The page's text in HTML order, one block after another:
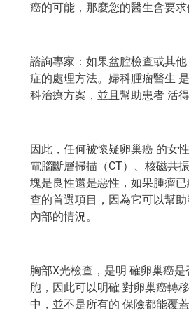
癌的可能，那麼您的醫生會要求
諮詢專家：如果盆腔檢查或其
症的處理方法。婦科腫瘤醫生
科治療方案，並且幫助患者 活得
因此，任何被懷疑卵巢癌 的女
電腦斷層掃描（CT）、核磁共
塊是良性還是惡性，如果腫瘤
查的首選項目，因為它可以幫
內部的情況。
胸部X光檢查，是明 確卵巢癌
胞，因此可以明確 對卵巢癌轉
中，並不是所有的 保險都能覆